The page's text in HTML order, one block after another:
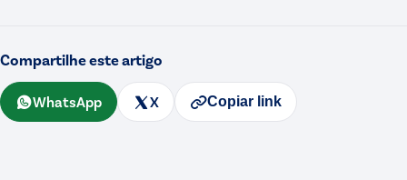
Compartilhe este artigo
WhatsApp X Copiar link